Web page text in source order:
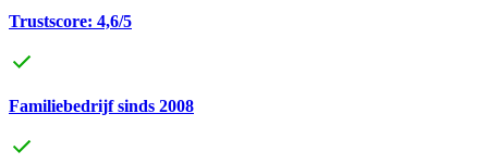
Trustscore: 4,6/5
Familiebedrijf sinds 2008